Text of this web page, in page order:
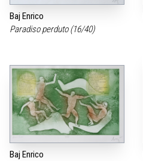
Baj Enrico
Paradiso perduto (16/40)
Baj Enrico